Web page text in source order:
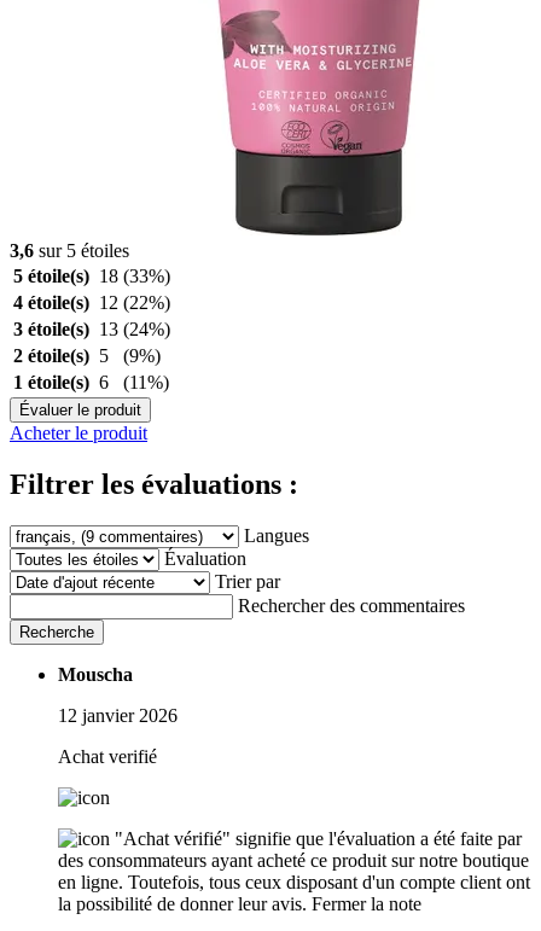
3,6 sur 5 étoiles
5 étoile(s) 18 (33%)
4 étoile(s) 12 (22%)
3 étoile(s) 13 (24%)
2 étoile(s) 5
(9%)
1 étoile(s) 6 (11%)
Évaluer le produit
Acheter le produit
Filtrer les évaluations :
Langues
Évaluation
Trier par
Rechercher des commentaires
Recherche
Mouscha
12 janvier 2026
Achat verifié
"Achat vérifié" signifie que l'évaluation a été faite par
des consommateurs ayant acheté ce produit sur notre boutique
en ligne. Toutefois, tous ceux disposant d'un compte client ont
la possibilité de donner leur avis. Fermer la note